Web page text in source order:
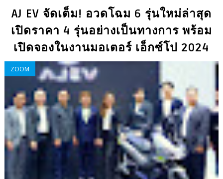
AJ EV จัดเต็ม! อวดโฉม 6 รุ่นใหม่ล่าสุด
เปิดราคา 4 รุ่นอย่างเป็นทางการ พร้อม
เปิดจองในงานมอเตอร์ เอ็กซ์โป 2024
ZOOM